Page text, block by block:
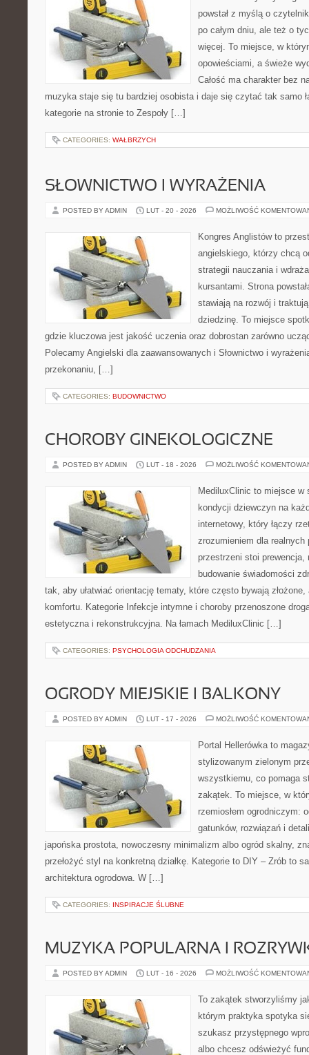
powstał z myślą o
po całym dniu, ale też o
więcej. To miejsce, w
opowieściami, a świeże
Całość ma charakter bez
muzyka staje się tu bardziej osobista i daje się czytać tak samo
kategorie na stronie to Zespoły […]
CATEGORIES: WAŁBRZYCH
SŁOWNICTWO I WYRAŻENIA
POSTED BY ADMIN LUT - 20 - 2026 MOŻLIWOŚĆ
Kongres Anglistów to
angielskiego, którzy chcą
strategii nauczania i
kursantami. Strona
stawiają na rozwój i
dziedzinę. To miejsce
gdzie kluczowa jest jakość uczenia oraz dobrostan zarówno
Polecamy Angielski dla zaawansowanych i Słownictwo i
przekonaniu, […]
CATEGORIES: BUDOWNICTWO
CHOROBY GINEKOLOGICZNE
POSTED BY ADMIN LUT - 18 - 2026 MOŻLIWOŚĆ
MediluxClinic to miejsce
kondycji dziewczyn na
internetowy, który łączy
zrozumieniem dla
przestrzeni stoi prewencja,
budowanie świadomości
tak, aby ułatwiać orientację tematy, które często bywają
komfortu. Kategorie Infekcje intymne i choroby przenoszone
estetyczna i rekonstrukcyjna. Na łamach MediluxClinic […]
CATEGORIES: PSYCHOLOGIA ODCHUDZANIA
OGRODY MIEJSKIE I BALKONY
POSTED BY ADMIN LUT - 17 - 2026 MOŻLIWOŚĆ
Portal Hellerówka to
stylizowanym zielonym
wszystkiemu, co pomaga
zakątek. To miejsce, w
rzemiosłem ogrodniczym:
gatunków, rozwiązań i
japońska prostota, nowoczesny minimalizm albo ogród skalny,
przełożyć styl na konkretną działkę. Kategorie to DIY – Zrób to
architektura ogrodowa. W […]
CATEGORIES: INSPIRACJE ŚLUBNE
MUZYKA POPULARNA I
POSTED BY ADMIN LUT - 16 - 2026 MOŻLIWOŚĆ
To zakątek stworzyliśmy
którym praktyka spotyka
szukasz przystępnego
albo chcesz odświeżyć